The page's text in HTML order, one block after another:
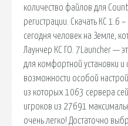
количество файлов для
регистрации. Скачать КС 1.6
сегодня человек на Земле,
Лаунчер КС ГО. 7Launcher —
для комфортной установки и
возможности особой
из которых 1063 сервера
игроков из 27691
очень легко! Достаточно